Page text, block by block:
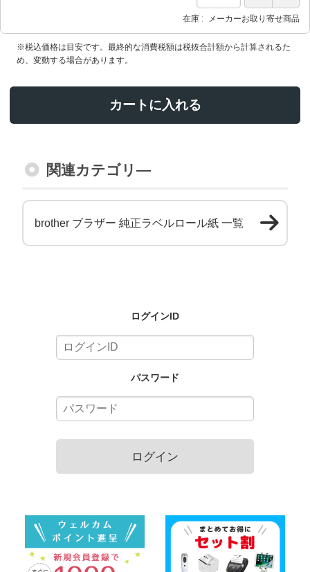
在庫 メーカーお取り寄せ商品
※税込価格は目安です。最終的な消費税額は税抜合計額から計算されるた
め、変動する場合があります。
カートに入れる
関連カテゴリ―
brother ブラザー 純正ラベルロール紙 一覧
ログインID
パスワード
ログイン